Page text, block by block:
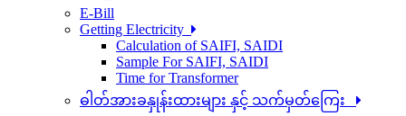
E-Bill
Getting Electricity
Calculation of SAIFI, SAIDI
Sample For SAIFI, SAIDI
Time for Transformer
ဓါတ်အားခနှုန်းထားများ နှင့် သက်မှတ်ကြေး